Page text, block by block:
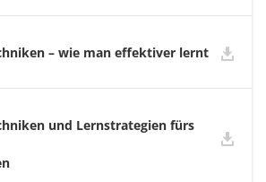
– wie man effektiver lernt
und Lernstrategien fürs